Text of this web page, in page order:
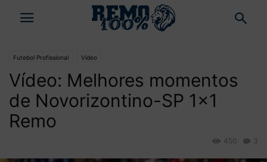
Futebol Profissional Vídeo
Vídeo: Melhores momentos
de Novorizontino-SP 1×1
Remo
3
450